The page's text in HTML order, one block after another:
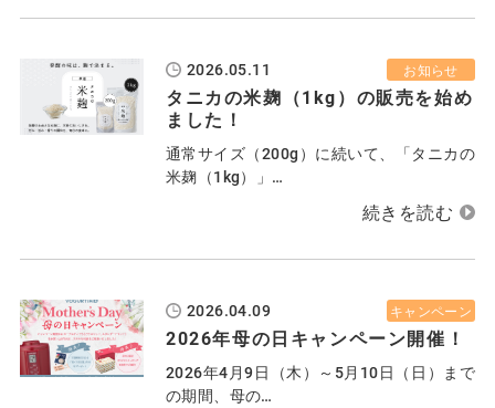
2026.05.11 お知らせ
タニカの米麹（1kg）の販売を始め
ました！
通常サイズ（200g）に続いて、「タニカの
米麹（1kg）」…
2026.04.09 キャンペーン
2026年母の日キャンペーン開催！
2026年4月9日（木）～5月10日（日）まで
の期間、母の…